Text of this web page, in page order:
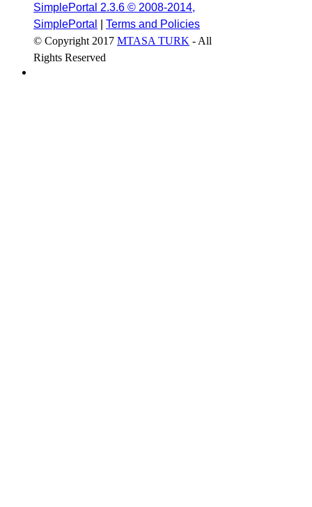
SimplePortal 2.3.6 © 2008-2014,
SimplePortal
Terms and Policies
© Copyright 2017 MTASA TURK - All
Rights Reserved